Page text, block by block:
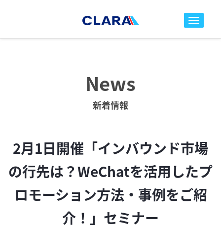
toggle
News
新着情報
2月1日開催「インバウンド市場
の行先は？WeChatを活用したプ
ロモーション方法・事例をご紹
介！」セミナー